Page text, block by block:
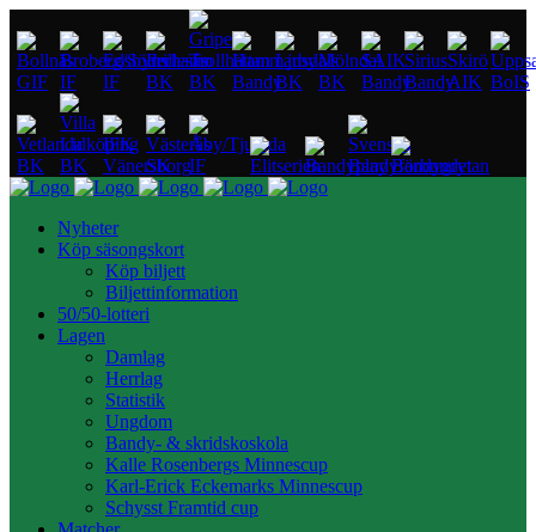
Nyheter
Köp säsongskort
Köp biljett
Biljettinformation
50/50-lotteri
Lagen
Damlag
Herrlag
Statistik
Ungdom
Bandy- & skridskoskola
Kalle Rosenbergs Minnescup
Karl-Erick Eckemarks Minnescup
Schysst Framtid cup